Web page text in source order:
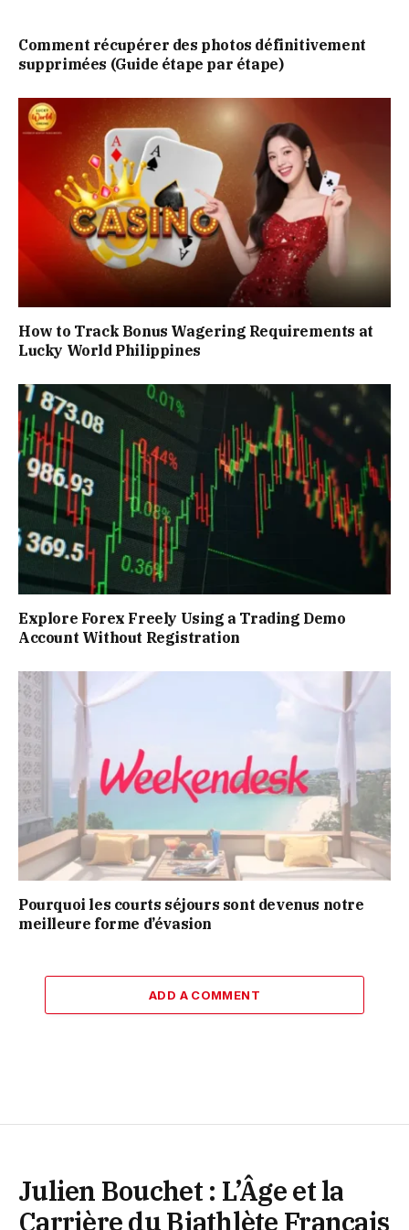
Comment récupérer des photos définitivement
supprimées (Guide étape par étape)
How to Track Bonus Wagering Requirements at
Lucky World Philippines
Explore Forex Freely Using a Trading Demo
Account Without Registration
Pourquoi les courts séjours sont devenus notre
meilleure forme d’évasion
ADD A COMMENT
Julien Bouchet : L’Âge et la
Carrière du Biathlète Français